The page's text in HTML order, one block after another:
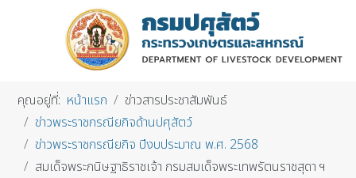
คุณอยู่ที่: หน้าแรก
ข่าวสารประชาสัมพันธ์
ข่าวพระราชกรณียกิจด้านปศุสัตว์
ข่าวพระราชกรณียกิจ ปีงบประมาณ พ.ศ. 2568
สมเด็จพระกนิษฐาธิราชเจ้า กรมสมเด็จพระเทพรัตนราชสุดา ฯ